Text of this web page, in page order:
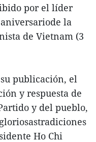
por el líder
la
de Vietnam (3
publicación, el
y respuesta de
y del pueblo,
Ho Chi